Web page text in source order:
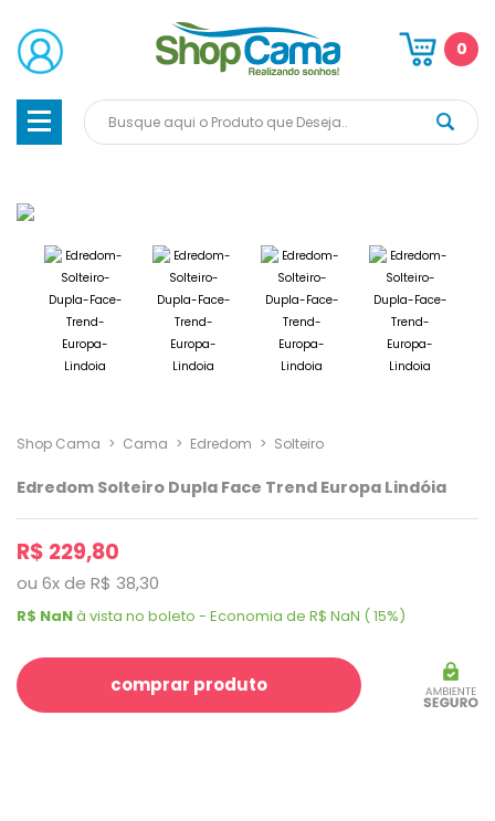
0
Shop Cama > Cama > Edredom > Solteiro
Edredom Solteiro Dupla Face Trend Europa Lindóia
R$ 229,80
ou 6xde R$ 38,30
R$ NaNà vista no boleto - Economia de R$ NaN ( 15%)
comprar produto